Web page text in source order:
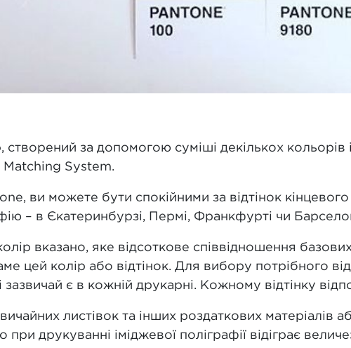
створений за допомогою суміші декількох кольорів
Matching System.
ви можете бути спокійними за відтінок
– в Єкатеринбурзі, Пермі, Франкфурті чи
вказано, яке відсоткове співвідношення
цей колір або відтінок. Для вибору потрібного
зазвичай є в кожній друкарні. Кожному відтінку
листівок та інших роздаткових матеріалів
друкуванні іміджевої поліграфії відіграє